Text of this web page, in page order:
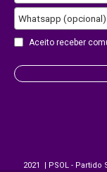
Name
Whatsapp (opcional)
Aceito receber
2021 | PSOL -